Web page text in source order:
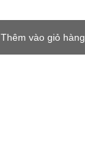
Thêm vào giỏ hàng